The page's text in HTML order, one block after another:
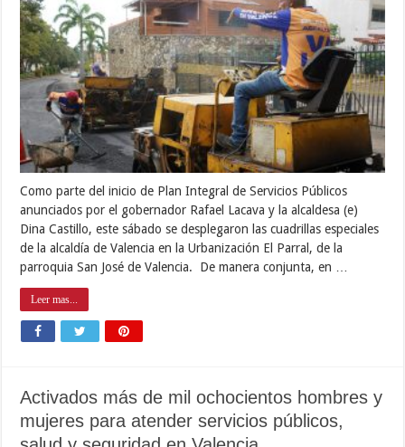
Como parte del inicio de Plan Integral de Servicios Públicos
anunciados por el gobernador Rafael Lacava y la alcaldesa (e)
Dina Castillo, este sábado se desplegaron las cuadrillas especiales
de la alcaldía de Valencia en la Urbanización El Parral, de la
parroquia San José de Valencia. De manera conjunta, en …
Leer mas...
Activados más de mil ochocientos hombres y
mujeres para atender servicios públicos,